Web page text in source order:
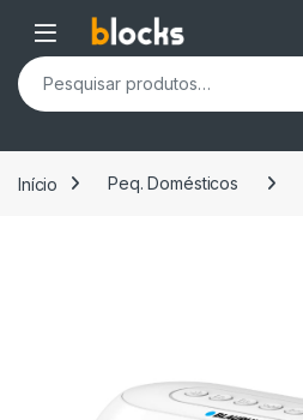
Skip to navigation
Skip to content
Open
Pesquisar por:
Início Peq. Domésticos